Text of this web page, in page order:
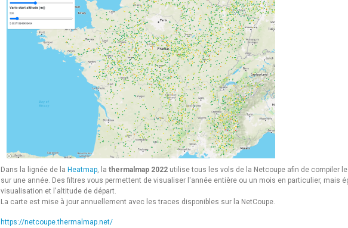
Dans la lignée de la Heatmap, la thermalmap 2022 utilise tous les vols de la Netcoupe afin de compiler
sur une année. Des filtres vous permettent de visualiser l'année entière ou un mois en particulier, mais
visualisation et l'altitude de départ.
La carte est mise à jour annuellement avec les traces disponibles sur la NetCoupe.
https://netcoupe.thermalmap.net/